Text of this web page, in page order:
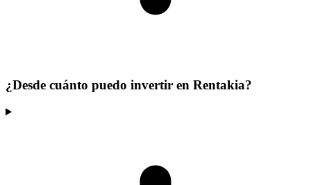
¿Desde cuánto puedo invertir en Rentakia?